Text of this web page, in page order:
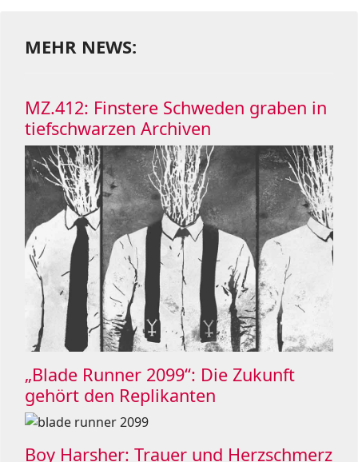
MEHR NEWS:
MZ.412: Finstere Schweden graben in
tiefschwarzen Archiven
„Blade Runner 2099“: Die Zukunft
gehört den Replikanten
Boy Harsher: Trauer und Herzschmerz